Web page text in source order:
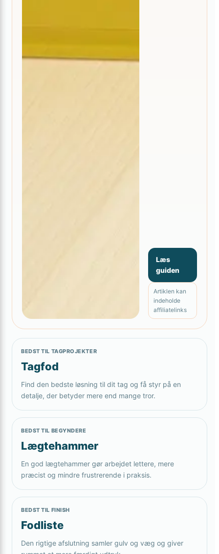
Læs
guiden
Artiklen kan
indeholde
affiliatelinks
BEDST TIL TAGPROJEKTER
Tagfod
Find den bedste løsning til dit tag og få styr på en
detalje, der betyder mere end mange tror.
BEDST TIL BEGYNDERE
Lægtehammer
En god lægtehammer gør arbejdet lettere, mere
præcist og mindre frustrerende i praksis.
BEDST TIL FINISH
Fodliste
Den rigtige afslutning samler gulv og væg og giver